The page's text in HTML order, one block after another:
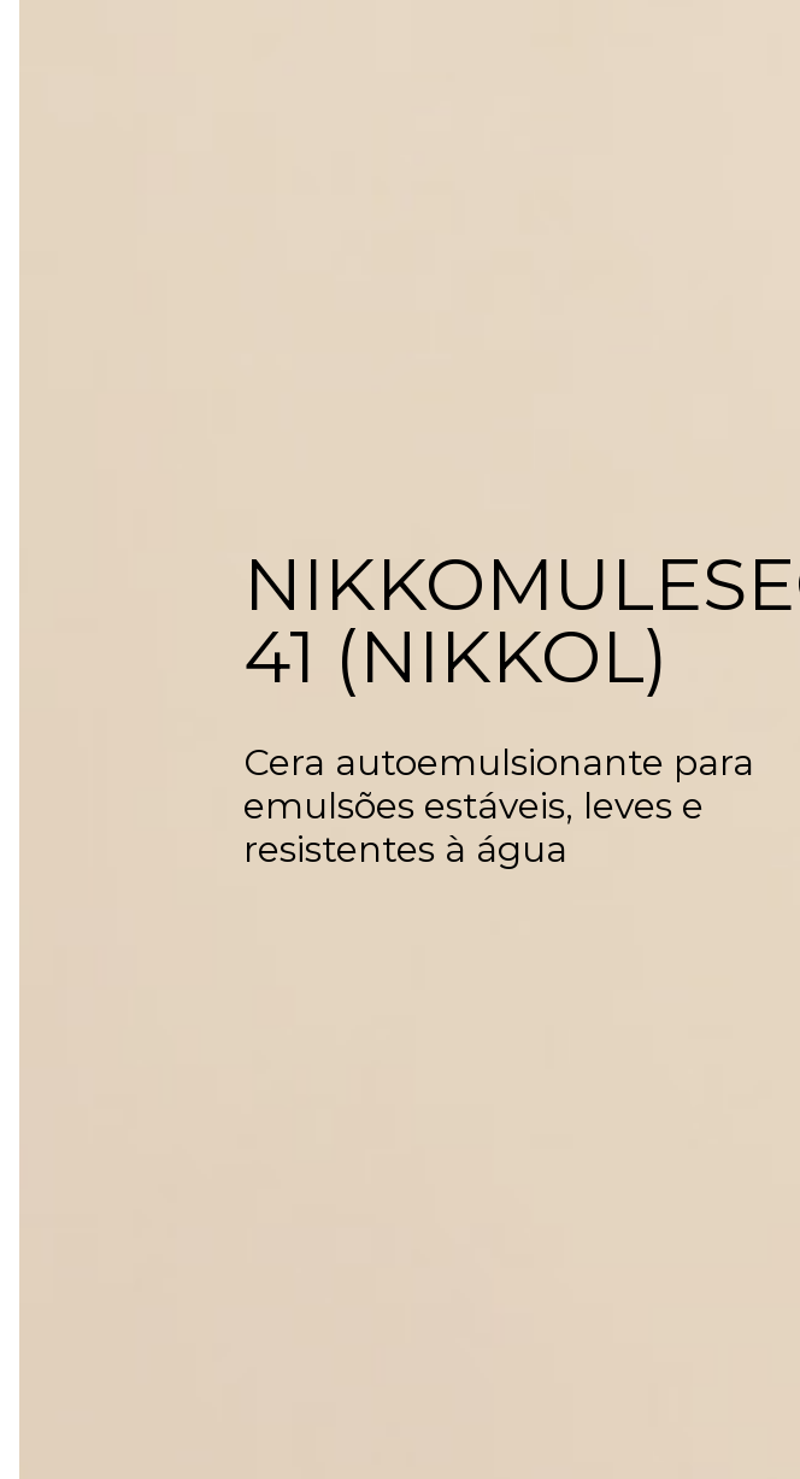
41 (NIKKOL)
Cera autoemulsionante para
emulsões estáveis, leves e
resistentes à água